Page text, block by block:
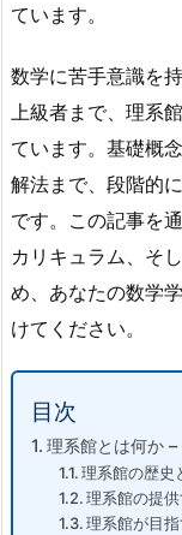
ています。
数学に苦手意識を
上級者まで、理系
ています。基礎概
解法まで、段階的
です。この記事を
カリキュラム、そ
め、あなたの数学
けてください。
目次
理系館とは何か
理系館の歴史
理系館の提
理系館が目